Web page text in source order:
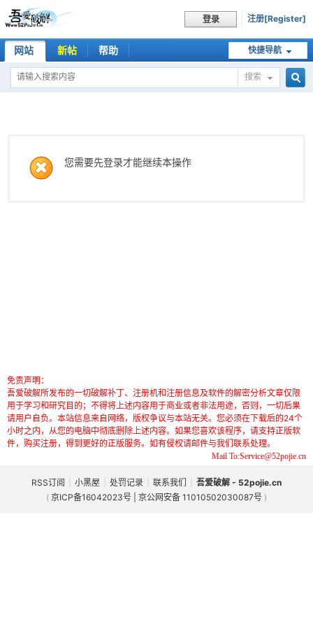
登录 注册[Register]
快捷导航
网站 新帖 帮助
搜索
您需要先登录才能继续本操作
免责声明：
吾爱破解所发布的一切破解补丁、注册机和注册信息及软件的解密分析文章仅限
用于学习和研究目的；不得将上述内容用于商业或者非法用途，否则，一切后果
请用户自负。本站信息来自网络，版权争议与本站无关。您必须在下载后的24个
小时之内，从您的电脑中彻底删除上述内容。如果您喜欢该程序，请支持正版软
件，购买注册，得到更好的正版服务。如有侵权请邮件与我们联系处理。
Mail To:Service@52pojie.cn
RSS订阅 小黑屋 处罚记录 联系我们
吾爱破解 - 52pojie.cn
( 京ICP备16042023号 | 京公网安备 11010502030087号 )